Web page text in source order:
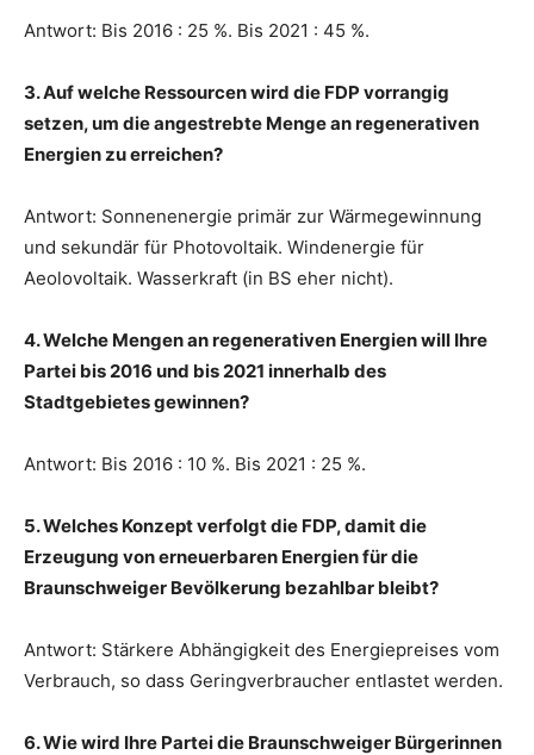
Antwort: Bis 2016 : 25 %. Bis 2021 : 45 %.
3. Auf welche Ressourcen wird die FDP vorrangig
setzen, um die angestrebte Menge an regenerativen
Energien zu erreichen?
Antwort: Sonnenenergie primär zur Wärmegewinnung
und sekundär für Photovoltaik. Windenergie für
Aeolovoltaik. Wasserkraft (in BS eher nicht).
4. Welche Mengen an regenerativen Energien will Ihre
Partei bis 2016 und bis 2021 innerhalb des
Stadtgebietes gewinnen?
Antwort: Bis 2016 : 10 %. Bis 2021 : 25 %.
5. Welches Konzept verfolgt die FDP, damit die
Erzeugung von erneuerbaren Energien für die
Braunschweiger Bevölkerung bezahlbar bleibt?
Antwort: Stärkere Abhängigkeit des Energiepreises vom
Verbrauch, so dass Geringverbraucher entlastet werden.
6. Wie wird Ihre Partei die Braunschweiger Bürgerinnen